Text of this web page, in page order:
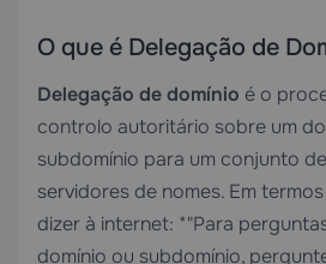
O que é Delegação de
Delegação de domínio é o
controlo autoritário sobre um
subdomínio para um conjunto
servidores de nomes. Em
dizer à internet: *"Para
domínio ou subdomínio,